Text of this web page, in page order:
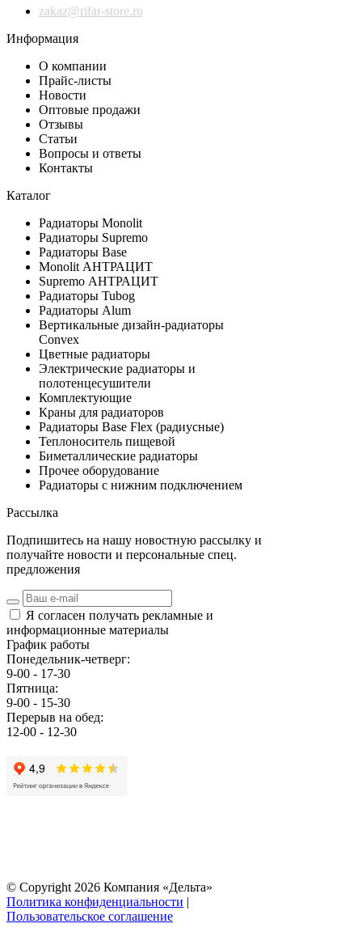
zakaz@rifar-store.ru
Информация
О компании
Прайс-листы
Новости
Оптовые продажи
Отзывы
Статьи
Вопросы и ответы
Контакты
Каталог
Радиаторы Monolit
Радиаторы Supremo
Радиаторы Base
Monolit АНТРАЦИТ
Supremo АНТРАЦИТ
Радиаторы Tubog
Радиаторы Alum
Вертикальные дизайн-радиаторы
Convex
Цветные радиаторы
Электрические радиаторы и
полотенцесушители
Комплектующие
Краны для радиаторов
Радиаторы Base Flex (радиусные)
Теплоноситель пищевой
Биметаллические радиаторы
Прочее оборудование
Радиаторы с нижним подключением
Рассылка
Подпишитесь на нашу новостную рассылку и
получайте новости и персональные спец.
предложения
Я согласен получать рекламные и
информационные материалы
График работы
Понедельник-четверг:
9-00 - 17-30
Пятница:
9-00 - 15-30
Перерыв на обед:
12-00 - 12-30
© Copyright 2026 Компания «Дельта»
Политика конфиденциальности |
Пользовательское соглашение